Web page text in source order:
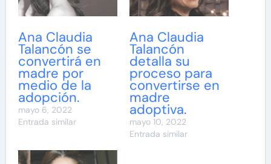
Ana Claudia
Talancón se
convertirá en
madre por
medio de la
adopción.
mayo 6, 2022
Entrada similar
Ana Claudia
Talancón
detalla su
proceso para
convertirse en
madre
adoptiva.
mayo 10, 2022
Entrada similar